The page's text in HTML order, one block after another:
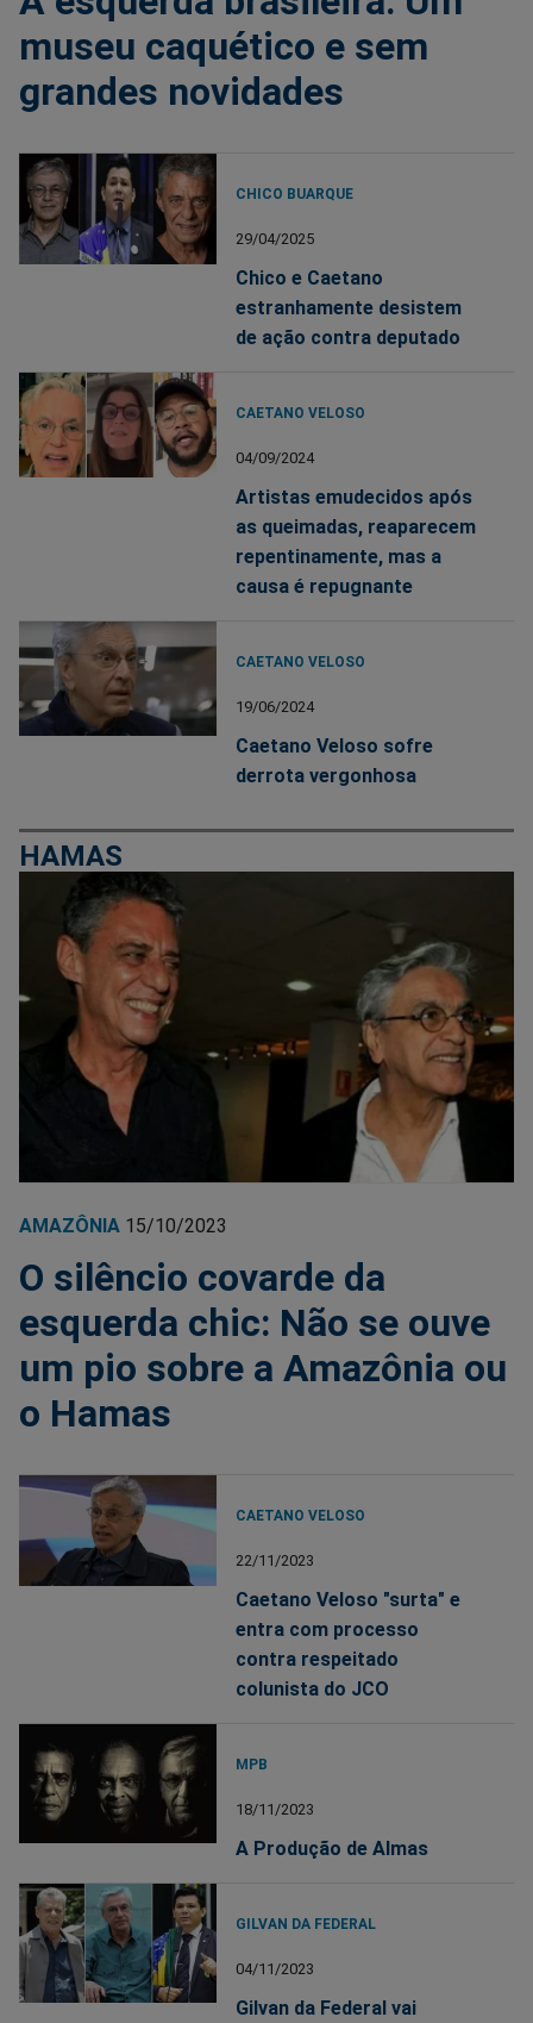
museu caquético e sem
grandes novidades
CHICO BUARQUE
29/04/2025
Chico e Caetano
estranhamente desistem
de ação contra deputado
CAETANO VELOSO
04/09/2024
Artistas emudecidos após
as queimadas, reaparecem
repentinamente, mas a
causa é repugnante
CAETANO VELOSO
19/06/2024
Caetano Veloso sofre
derrota vergonhosa
HAMAS
AMAZÔNIA 15/10/2023
O silêncio covarde da
esquerda chic: Não se ouve
um pio sobre a Amazônia ou
o Hamas
CAETANO VELOSO
22/11/2023
Caetano Veloso "surta" e
entra com processo
contra respeitado
colunista do JCO
MPB
18/11/2023
A Produção de Almas
GILVAN DA FEDERAL
04/11/2023
Gilvan da Federal vai